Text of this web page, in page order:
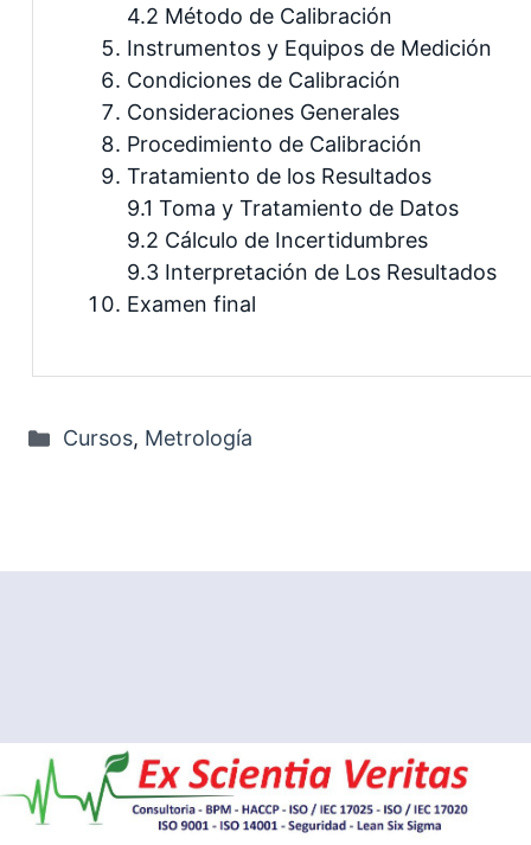
4.2 Método de Calibración
Instrumentos y Equipos de Medición
Condiciones de Calibración
Consideraciones Generales
Procedimiento de Calibración
Tratamiento de los Resultados
9.1 Toma y Tratamiento de Datos
9.2 Cálculo de Incertidumbres
9.3 Interpretación de Los Resultados
Examen final
Categorías
Cursos, Metrología